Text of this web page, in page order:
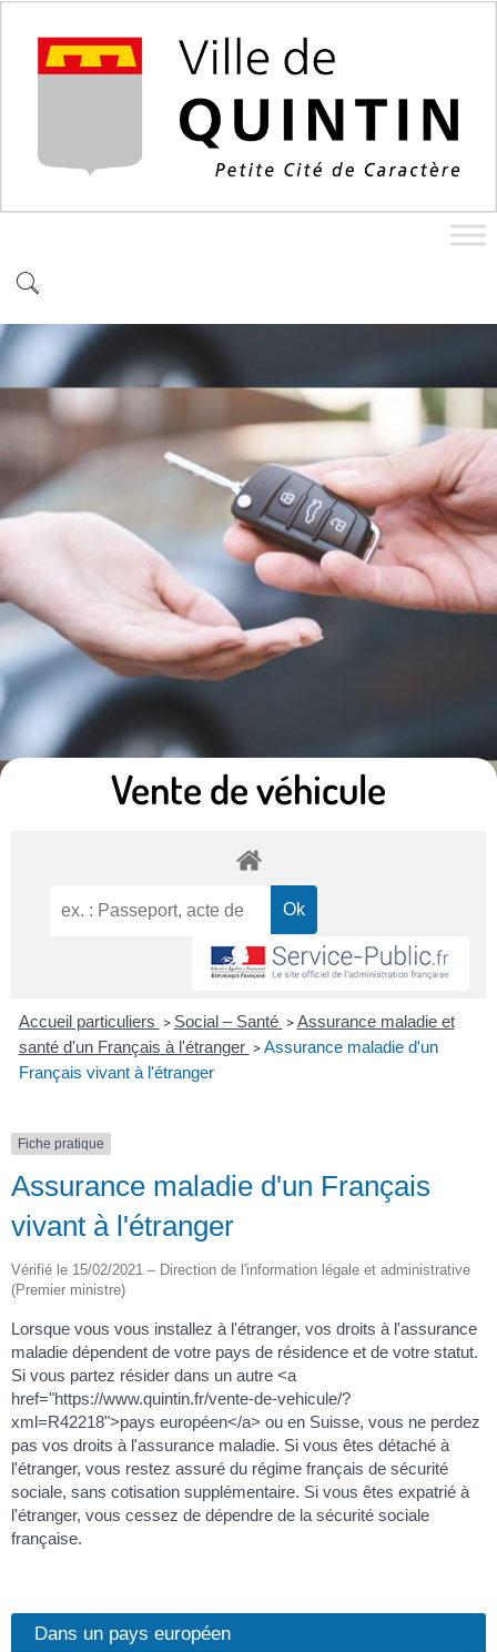
Vente de véhicule
Accueil particuliers > Social – Santé > Assurance maladie et
santé d'un Français à l'étranger > Assurance maladie d'un
Français vivant à l'étranger
Fiche pratique
Assurance maladie d'un Français
vivant à l'étranger
Vérifié le 15/02/2021 – Direction de l'information légale et administrative
(Premier ministre)
Lorsque vous vous installez à l'étranger, vos droits à l'assurance
maladie dépendent de votre pays de résidence et de votre statut.
Si vous partez résider dans un autre <a
href="https://www.quintin.fr/vente-de-vehicule/?
xml=R42218">pays européen</a> ou en Suisse, vous ne perdez
pas vos droits à l'assurance maladie. Si vous êtes détaché à
l'étranger, vous restez assuré du régime français de sécurité
sociale, sans cotisation supplémentaire. Si vous êtes expatrié à
l'étranger, vous cessez de dépendre de la sécurité sociale
française.
Dans un pays européen